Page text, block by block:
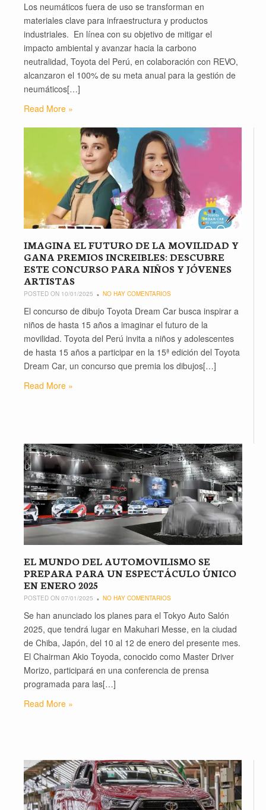
Los neumáticos fuera de uso se transforman en
materiales clave para infraestructura y productos
industriales. En línea con su objetivo de mitigar el
impacto ambiental y avanzar hacia la carbono
neutralidad, Toyota del Perú, en colaboración con REVO,
alcanzaron el 100% de su meta anual para la gestión de
neumáticos[…]
Read More »
IMAGINA EL FUTURO DE LA MOVILIDAD Y
GANA PREMIOS INCREIBLES: DESCUBRE
ESTE CONCURSO PARA NIÑOS Y JÓVENES
ARTISTAS
POSTED ON 10/01/2025 NO HAY COMENTARIOS
El concurso de dibujo Toyota Dream Car busca inspirar a
niños de hasta 15 años a imaginar el futuro de la
movilidad. Toyota del Perú invita a niños y adolescentes
de hasta 15 años a participar en la 15ª edición del Toyota
Dream Car, un concurso que premia los dibujos[…]
Read More »
EL MUNDO DEL AUTOMOVILISMO SE
PREPARA PARA UN ESPECTÁCULO ÚNICO
EN ENERO 2025
POSTED ON 07/01/2025 NO HAY COMENTARIOS
Se han anunciado los planes para el Tokyo Auto Salón
2025, que tendrá lugar en Makuhari Messe, en la ciudad
de Chiba, Japón, del 10 al 12 de enero del presente mes.
El Chairman Akio Toyoda, conocido como Master Driver
Morizo, participará en una conferencia de prensa
programada para las[…]
Read More »